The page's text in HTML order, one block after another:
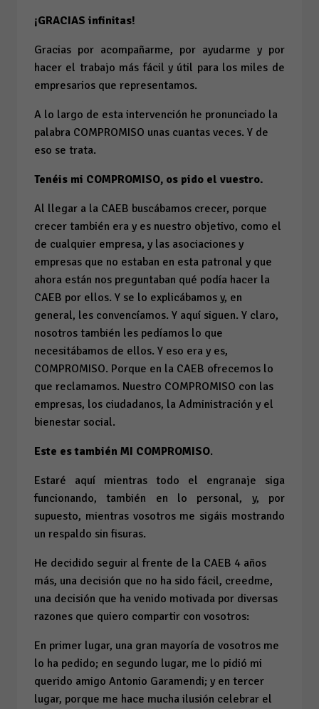
¡GRACIAS infinitas!
Gracias por acompañarme, por ayudarme y por
hacer el trabajo más fácil y útil para los miles de
empresarios que representamos.
A lo largo de esta intervención he pronunciado la
palabra COMPROMISO unas cuantas veces. Y de
eso se trata.
Tenéis mi COMPROMISO, os pido el vuestro.
Al llegar a la CAEB buscábamos crecer, porque
crecer también era y es nuestro objetivo, como el
de cualquier empresa, y las asociaciones y
empresas que no estaban en esta patronal y que
ahora están nos preguntaban qué podía hacer la
CAEB por ellos. Y se lo explicábamos y, en
general, les convencíamos. Y aquí siguen. Y claro,
nosotros también les pedíamos lo que
necesitábamos de ellos. Y eso era y es,
COMPROMISO. Porque en la CAEB ofrecemos lo
que reclamamos. Nuestro COMPROMISO con las
empresas, los ciudadanos, la Administración y el
bienestar social.
Este es también MI COMPROMISO.
Estaré aquí mientras todo el engranaje siga
funcionando, también en lo personal, y, por
supuesto, mientras vosotros me sigáis mostrando
un respaldo sin fisuras.
He decidido seguir al frente de la CAEB 4 años
más, una decisión que no ha sido fácil, creedme,
una decisión que ha venido motivada por diversas
razones que quiero compartir con vosotros:
En primer lugar, una gran mayoría de vosotros me
lo ha pedido; en segundo lugar, me lo pidió mi
querido amigo Antonio Garamendi; y en tercer
lugar, porque me hace mucha ilusión celebrar el